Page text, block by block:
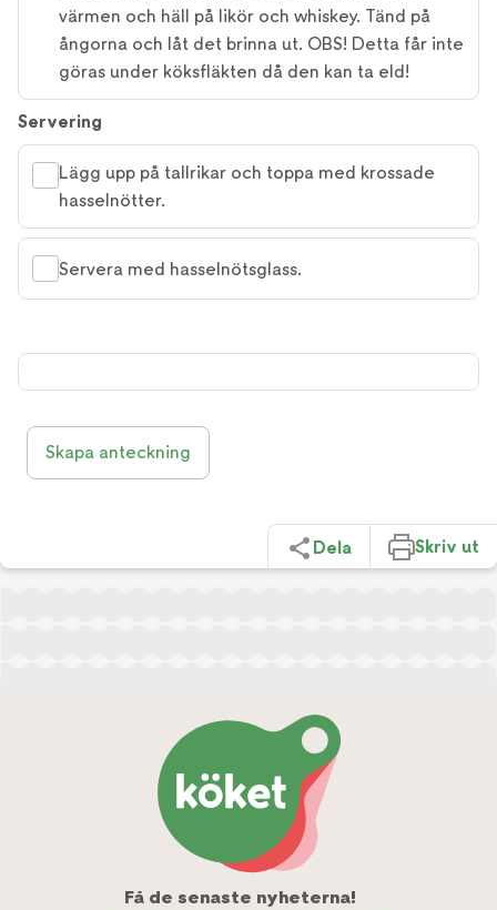
värmen och häll på likör och whiskey. Tänd på
ångorna och låt det brinna ut. OBS! Detta får inte
göras under köksfläkten då den kan ta eld!
Servering
Lägg upp på tallrikar och toppa med krossade
hasselnötter.
Servera med hasselnötsglass.
Skapa anteckning
Dela Skriv ut
Få de senaste nyheterna!